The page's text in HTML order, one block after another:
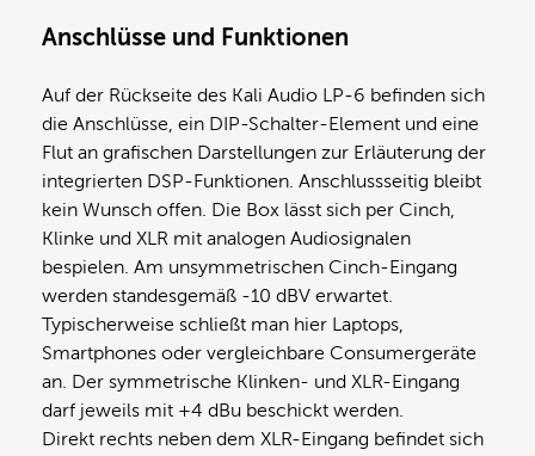
Anschlüsse und Funktionen
Auf der Rückseite des Kali Audio LP-6 befinden sich
die Anschlüsse, ein DIP-Schalter-Element und eine
Flut an grafischen Darstellungen zur Erläuterung der
integrierten DSP-Funktionen. Anschlussseitig bleibt
kein Wunsch offen. Die Box lässt sich per Cinch,
Klinke und XLR mit analogen Audiosignalen
bespielen. Am unsymmetrischen Cinch-Eingang
werden standesgemäß -10 dBV erwartet.
Typischerweise schließt man hier Laptops,
Smartphones oder vergleichbare Consumergeräte
an. Der symmetrische Klinken- und XLR-Eingang
darf jeweils mit +4 dBu beschickt werden.
Direkt rechts neben dem XLR-Eingang befindet sich